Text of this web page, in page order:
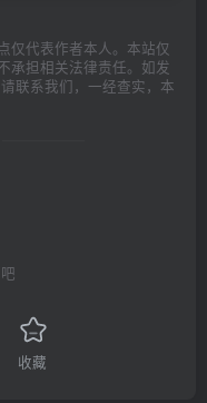
仅代表作者本人。本站仅
承担相关法律责任。如发
联系我们，一经查实，本
收藏